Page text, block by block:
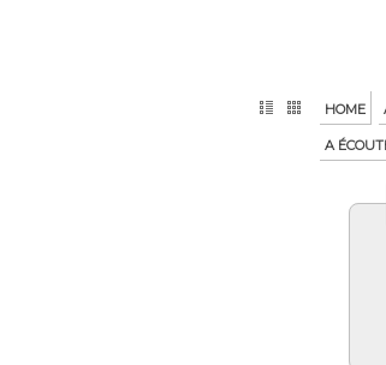
HOME
A